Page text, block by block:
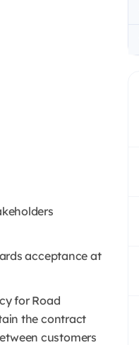
acceptance at
for Road
the contract
customers